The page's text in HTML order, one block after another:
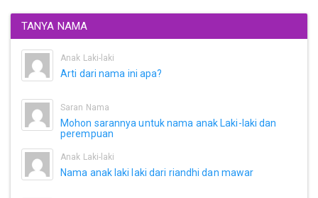
TANYA NAMA
Anak Laki-laki
Arti dari nama ini apa?
Saran Nama
Mohon sarannya untuk nama anak Laki-laki dan
perempuan
Anak Laki-laki
Nama anak laki laki dari riandhi dan mawar